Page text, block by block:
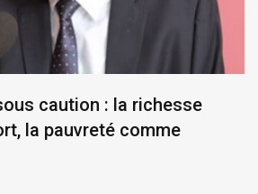
caution : la richesse
la pauvreté comme